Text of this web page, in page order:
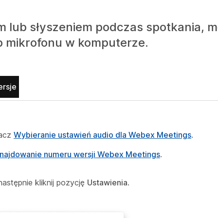
lub słyszeniem podczas spotkania,
mikrofonu w komputerze.
Wybieranie ustawień audio dla Webex Meetings.
numeru wersji Webex Meetings.
kliknij pozycję Ustawienia.